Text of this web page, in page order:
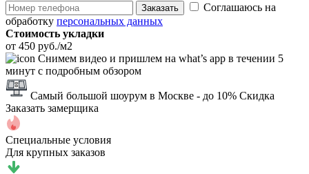
Заказать
Соглашаюсь на
обработку персональных данных
Стоимость укладки
от 450 руб./м2
Снимем видео и пришлем на what’s app в течении 5
минут с подробным обзором
Самый большой шоурум в Москве - до 10% Скидка
Заказать замерщика
Специальные условия
Для крупных заказов